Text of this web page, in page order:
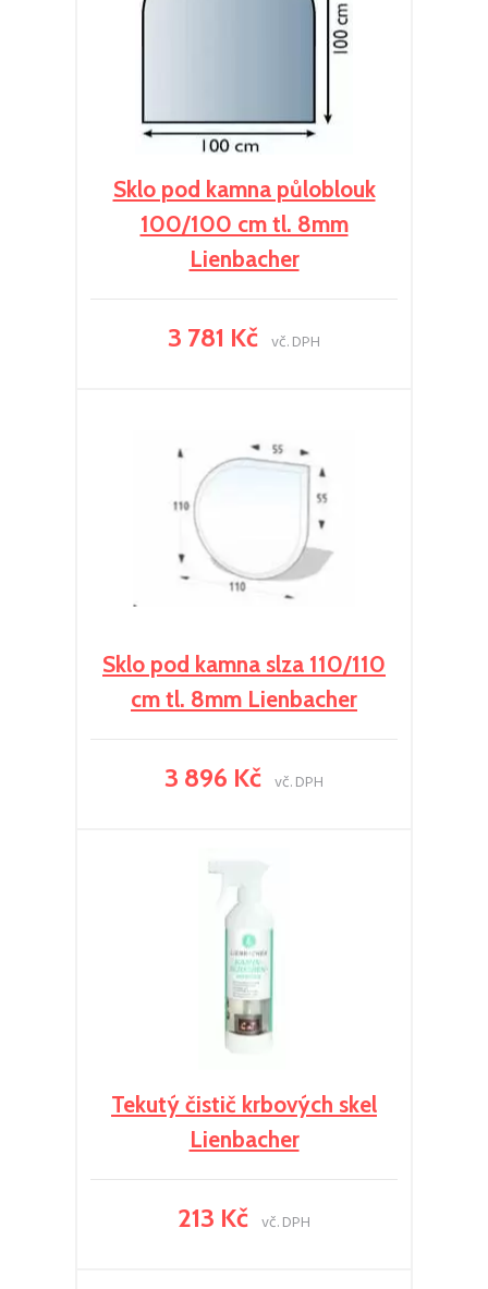
Sklo pod kamna půloblouk
100/100 cm tl. 8mm
Lienbacher
3 781 Kč vč. DPH
Sklo pod kamna slza 110/110
cm tl. 8mm Lienbacher
3 896 Kč vč. DPH
Tekutý čistič krbových skel
Lienbacher
213 Kč vč. DPH